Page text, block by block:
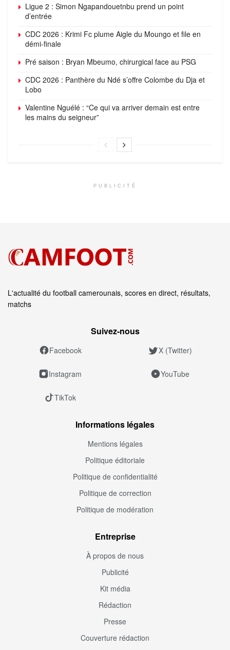
Ligue 2 : Simon Ngapandouetnbu prend un point
d’entrée
CDC 2026 : Krimi Fc plume Aigle du Moungo et file en
démi-finale
Pré saison : Bryan Mbeumo, chirurgical face au PSG
CDC 2026 : Panthère du Ndé s’offre Colombe du Dja et
Lobo
Valentine Nguélé : “Ce qui va arriver demain est entre
les mains du seigneur”
PUBLICITÉ
L'actualité du football camerounais, scores en direct, résultats,
matchs
Suivez‑nous
Facebook X (Twitter)
Instagram YouTube
TikTok
Informations légales
Mentions légales
Politique éditoriale
Politique de confidentialité
Politique de correction
Politique de modération
Entreprise
À propos de nous
Publicité
Kit média
Rédaction
Presse
Couverture rédaction